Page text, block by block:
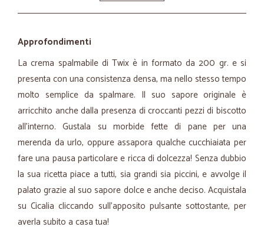
Approfondimenti
La crema spalmabile di Twix è in formato da 200 gr. e si
presenta con una consistenza densa, ma nello stesso tempo
molto semplice da spalmare. Il suo sapore originale è
arricchito anche dalla presenza di croccanti pezzi di biscotto
all’interno. Gustala su morbide fette di pane per una
merenda da urlo, oppure assapora qualche cucchiaiata per
fare una pausa particolare e ricca di dolcezza! Senza dubbio
la sua ricetta piace a tutti, sia grandi sia piccini, e avvolge il
palato grazie al suo sapore dolce e anche deciso. Acquistala
su Cicalia cliccando sull’apposito pulsante sottostante, per
averla subito a casa tua!